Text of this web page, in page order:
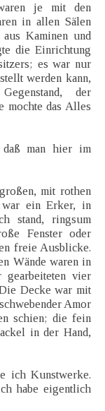
je mit den
in allen Sälen
Kaminen und
die Einrichtung
es war nur
werden kann,
der
mochte das Alles
man hier im
mit rothen
war ein Erker, in
stand, ringsum
Fenster oder
freie Ausblicke.
Wände waren in
vier
Decke war mit
Amor
schien; die fein
in der Hand,
ich Kunstwerke.
habe eigentlich